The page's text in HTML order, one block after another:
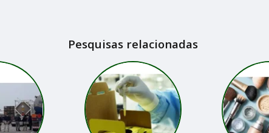
Pesquisas relacionadas